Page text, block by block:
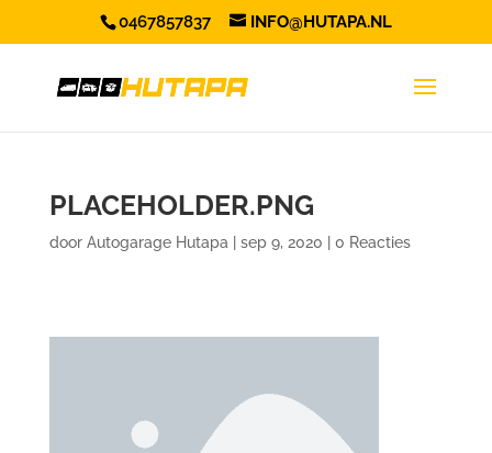
0467857837 INFO@HUTAPA.NL
PLACEHOLDER.PNG
door Autogarage Hutapa sep 9, 2020 0 Reacties